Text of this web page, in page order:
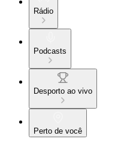
Rádio
Podcasts
Desporto ao vivo
Perto de você